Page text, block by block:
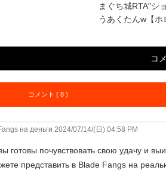
まぐち城RTA"シ
うあくたんw【
コ
コメント ( 8 )
на деньги 2024/07/14/(日) 04:58 PM
готовы почувствовать свою удачу и
представить в Blade Fangs на